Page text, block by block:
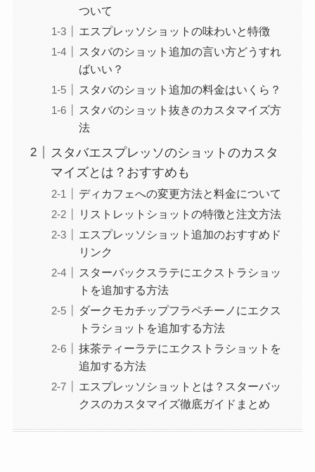
ついて
エスプレッソショットの味わいと特徴
スタバのショット追加の言い方どうすれ
ばいい？
スタバのショット追加の料金はいくら？
スタバのショット抜きのカスタマイズ方
法
スタバエスプレッソのショットのカスタ
マイズとは？おすすめも
ディカフェへの変更方法と料金について
リストレットショットの特徴と注文方法
エスプレッソショット追加のおすすめド
リンク
スターバックスラテにエクストラショッ
トを追加する方法
ダークモカチップフラペチーノにエクス
トラショットを追加する方法
抹茶ティーラテにエクストラショットを
追加する方法
エスプレッソショットとは？スターバッ
クスのカスタマイズ徹底ガイドまとめ